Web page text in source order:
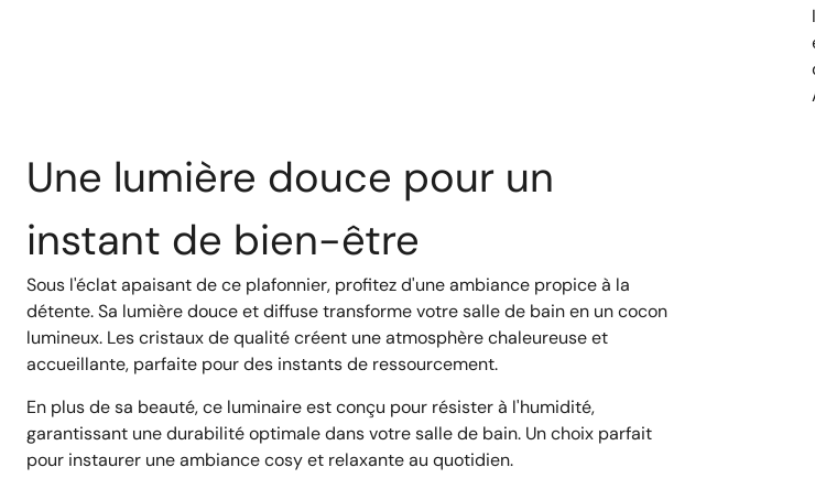
Une lumière douce pour un
instant de bien-être
Sous l'éclat apaisant de ce plafonnier, profitez d'une ambiance propice à la
détente. Sa lumière douce et diffuse transforme votre salle de bain en un cocon
lumineux. Les cristaux de qualité créent une atmosphère chaleureuse et
accueillante, parfaite pour des instants de ressourcement.
En plus de sa beauté, ce luminaire est conçu pour résister à l'humidité,
garantissant une durabilité optimale dans votre salle de bain. Un choix parfait
pour instaurer une ambiance cosy et relaxante au quotidien.